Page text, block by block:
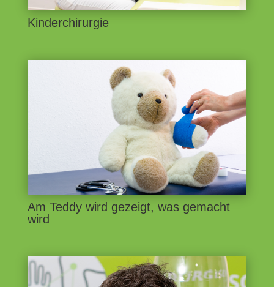
Kinderchirurgie
Am Teddy wird gezeigt, was gemacht
wird